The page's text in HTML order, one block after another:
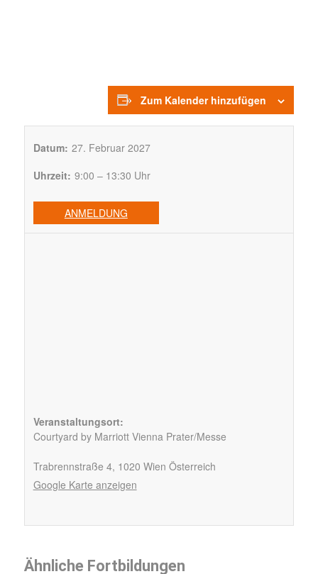
Zum Kalender hinzufügen
Datum: 27. Februar 2027
Uhrzeit: 9:00 – 13:30 Uhr
ANMELDUNG
Veranstaltungsort:
Courtyard by Marriott Vienna Prater/Messe
Trabrennstraße 4, 1020 Wien Österreich
Google Karte anzeigen
Ähnliche Fortbildungen